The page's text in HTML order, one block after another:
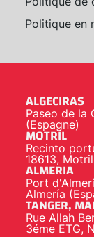
Politique en
ALGECIRAS
Paseo de la
(Espagne)
MOTRIL
Recinto
18613,
ALMERIA
Port
Almería
TANGER,
Rue Allah
3éme ETG,